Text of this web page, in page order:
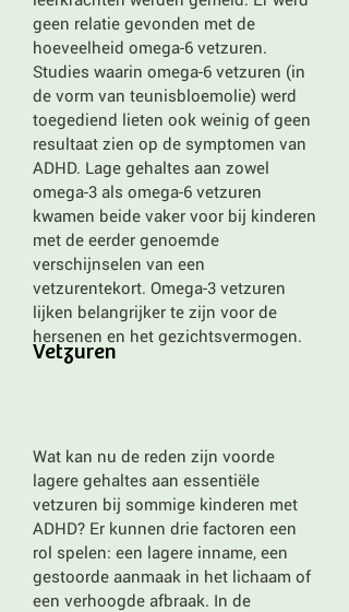
geen relatie gevonden met de
hoeveelheid omega-6 vetzuren.
Studies waarin omega-6 vetzuren (in
de vorm van teunisbloemolie) werd
toegediend lieten ook weinig of geen
resultaat zien op de symptomen van
ADHD. Lage gehaltes aan zowel
omega-3 als omega-6 vetzuren
kwamen beide vaker voor bij kinderen
met de eerder genoemde
verschijnselen van een
vetzurentekort. Omega-3 vetzuren
lijken belangrijker te zijn voor de
hersenen en het gezichtsvermogen.
Wat kan nu de reden zijn voorde
lagere gehaltes aan essentiële
vetzuren bij sommige kinderen met
ADHD? Er kunnen drie factoren een
rol spelen: een lagere inname, een
gestoorde aanmaak in het lichaam of
een verhoogde afbraak. In de
Vetzuren